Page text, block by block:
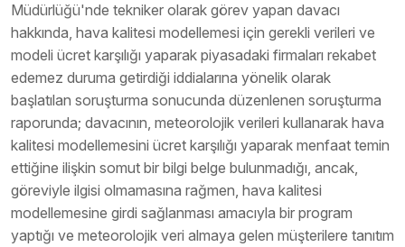
Müdürlüğü'nde tekniker olarak görev yapan davacı
hakkında, hava kalitesi modellemesi için gerekli verileri ve
modeli ücret karşılığı yaparak piyasadaki firmaları rekabet
edemez duruma getirdiği iddialarına yönelik olarak
başlatılan soruşturma sonucunda düzenlenen soruşturma
raporunda; davacının, meteorolojik verileri kullanarak hava
kalitesi modellemesini ücret karşılığı yaparak menfaat temin
ettiğine ilişkin somut bir bilgi belge bulunmadığı, ancak,
göreviyle ilgisi olmamasına rağmen, hava kalitesi
modellemesine girdi sağlanması amacıyla bir program
yaptığı ve meteorolojik veri almaya gelen müşterilere tanıtım